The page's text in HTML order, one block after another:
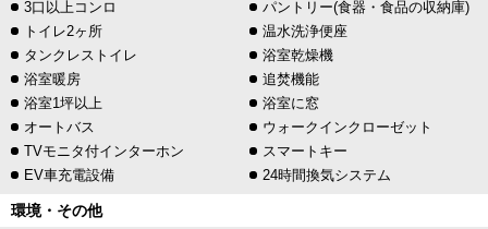
3口以上コンロ
パントリー(食器・食品の収納庫)
トイレ2ヶ所
温水洗浄便座
タンクレストイレ
浴室乾燥機
浴室暖房
追焚機能
浴室1坪以上
浴室に窓
オートバス
ウォークインクローゼット
TVモニタ付インターホン
スマートキー
EV車充電設備
24時間換気システム
環境・その他